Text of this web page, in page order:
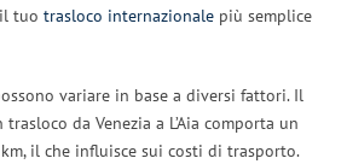
tuo trasloco internazionale più semplice
variare in base a diversi fattori. Il
da Venezia a L’Aia comporta un
il che influisce sui costi di trasporto.